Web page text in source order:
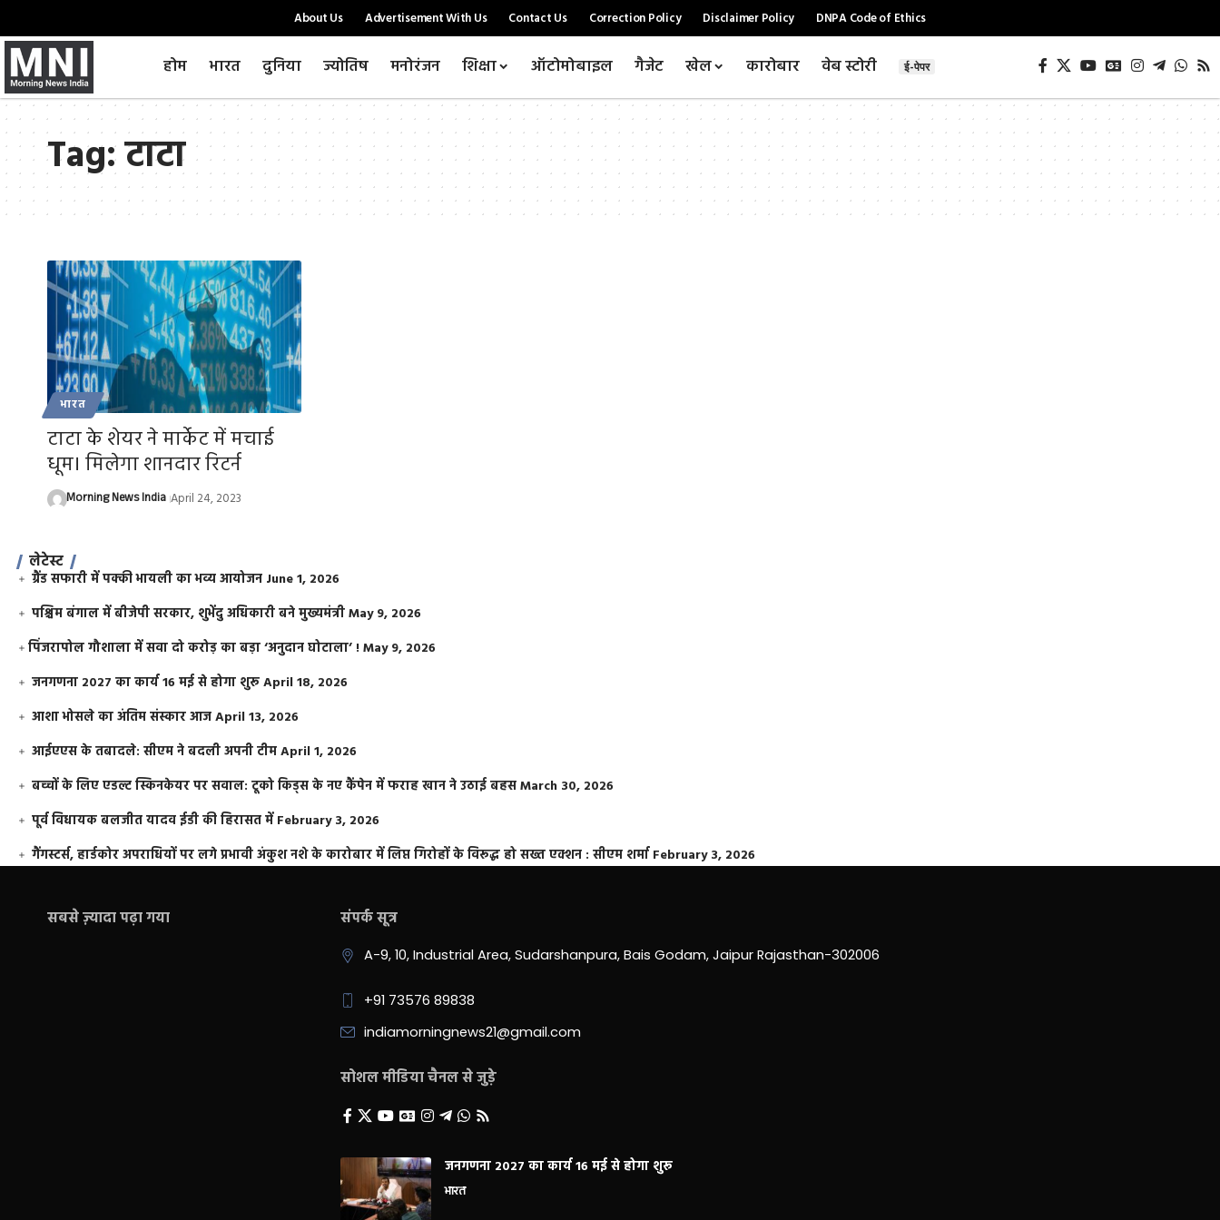
About Us Advertisement With Us Contact Us Correction Policy Disclaimer Policy DNPA Code of Ethics
होम भारत दुनिया ज्योतिष मनोरंजन शिक्षा ऑटोमोबाइल गैजेट खेल कारोबार वेब स्टोरी ई-पेपर
Tag:टाटा
भारत
टाटा के शेयर ने मार्केट में मचाई
धूम। मिलेगा शानदार रिटर्न
Morning News India April 24, 2023
लेटेस्ट
ग्रैंड सफारी में पक्की भायली का भव्य आयोजन June 1, 2026
पश्चिम बंगाल में बीजेपी सरकार, शुभेंदु अधिकारी बने मुख्यमंत्रीMay 9, 2026
​पिंजरापोल गौशाला में सवा दो करोड़ का बड़ा ‘अनुदान घोटाला’ !May 9, 2026
जनगणना 2027 का कार्य 16 मई से होगा शुरूApril 18, 2026
आशा भोसले का अंतिम संस्कार आजApril 13, 2026
आईएएस के तबादले: सीएम ने बदली अपनी टीमApril 1, 2026
बच्चों के लिए एडल्ट स्किनकेयर पर सवाल: टूको किड्स के नए कैंपेन में फराह खान ने उठाई बहसMarch 30, 2026
पूर्व विधायक बलजीत यादव ईडी की हिरासत में February 3, 2026
गैंगस्टर्स, हार्डकोर अपराधियों पर लगे प्रभावी अंकुश नशे के कारोबार में लिप्त गिरोहों के विरूद्ध हो सख्त एक्शन : सीएम शर्मा February 3, 2026
सबसे ज़्यादा पढ़ा गया संपर्क सूत्र
A-9, 10, Industrial Area, Sudarshanpura, Bais Godam, Jaipur Rajasthan-302006
+91 73576 89838
indiamorningnews21@gmail.com
सोशल मीडिया चैनल से जुड़े
जनगणना 2027 का कार्य 16 मई से होगा शुरू
भारत